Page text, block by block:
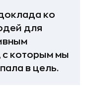
ко
для
с которым мы
в цель.